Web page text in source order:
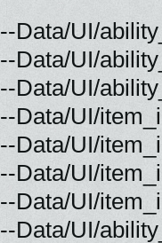
--Data/UI/
--Data/UI/
--Data/UI/
--Data/UI/
--Data/UI/
--Data/UI/
--Data/UI/
--Data/UI/